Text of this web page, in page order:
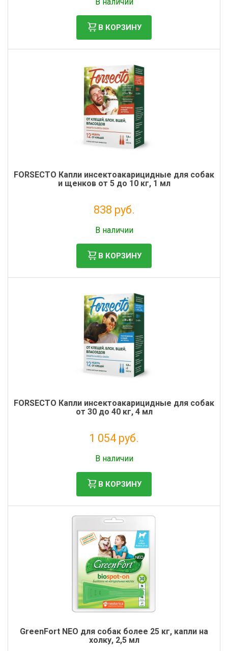
В КОРЗИНУ
FORSECTO Капли инсектоакарицидные для собак
и щенков от 5 до 10 кг, 1 мл
838 руб.
В наличии
В КОРЗИНУ
FORSECTO Капли инсектоакарицидные для собак
от 30 до 40 кг, 4 мл
1 054 руб.
В наличии
В КОРЗИНУ
GreenFort NEO для собак более 25 кг, капли на
холку, 2,5 мл